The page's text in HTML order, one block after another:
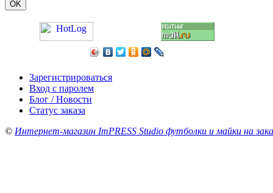
Зарегистрироваться
Вход с паролем
Блог / Новости
Статус заказа
© Интернет-магазин ImPRESS Studio футболки и майки на